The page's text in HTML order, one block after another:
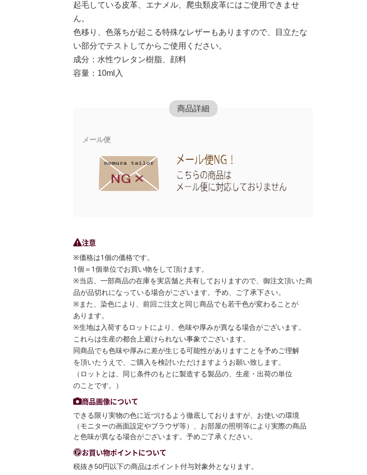
起毛している皮革、エナメル、爬虫類皮革にはご使用できませ
ん。
色移り、色落ちが起こる特殊なレザーもありますので、目立たな
い部分でテストしてからご使用ください。
成分：水性ウレタン樹脂、顔料
容量：10ml入
商品詳細
メール便
注意
※価格は1個の価格です。
1個＝1個単位でお買い物をして頂けます。
※当店、一部商品の在庫を実店舗と共有しておりますので、御注文頂いた商
品が品切れになっている場合がございます。予め、ご了承下さい。
※また、染色により、前回ご注文と同じ商品でも若干色が変わることが
あります。
※生地は入荷するロットにより、色味や厚みが異なる場合がございます。
これらは生産の都合上避けられない事象でございます。
同商品でも色味や厚みに差が生じる可能性がありますことを予めご理解
を頂いたうえで、ご購入を検討いただけますようお願い致します。
（ロットとは、同じ条件のもとに製造する製品の、生産・出荷の単位
のことです。）
商品画像について
できる限り実物の色に近づけるよう徹底しておりますが、お使いの環境
（モニターの画面設定やブラウザ等）、お部屋の照明等により実際の商品
と色味が異なる場合がございます。予めご了承ください。
お買い物ポイントについて
税抜き50円以下の商品はポイント付与対象外となります。